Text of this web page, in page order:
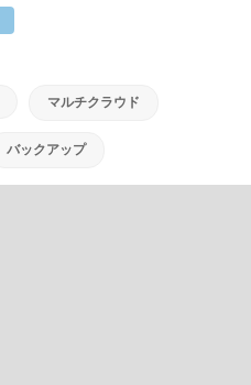
マルチクラウド
バックアップ